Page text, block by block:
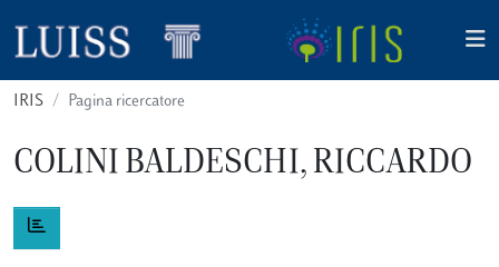
IRIS Pagina ricercatore
COLINI BALDESCHI, RICCARDO